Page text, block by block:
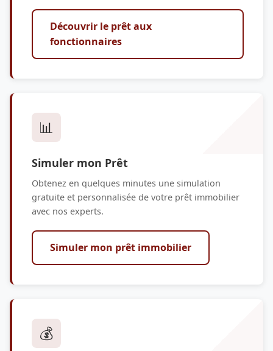
Découvrir le prêt aux
fonctionnaires
📊
Simuler mon Prêt
Obtenez en quelques minutes une simulation
gratuite et personnalisée de votre prêt immobilier
avec nos experts.
Simuler mon prêt immobilier
💰